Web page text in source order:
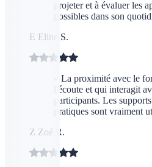
projeter et à évaluer les
possibles dans son
E Eline S.
« La proximité avec le
l'écoute et qui interagit
participants. Les
pratiques sont vraiment
Z Zoé R.